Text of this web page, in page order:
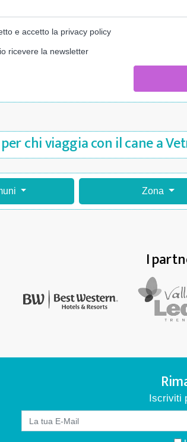
e accetto la privacy policy
ricevere la newsletter
chi viaggia con il cane a
Zona
I
Iscriviti